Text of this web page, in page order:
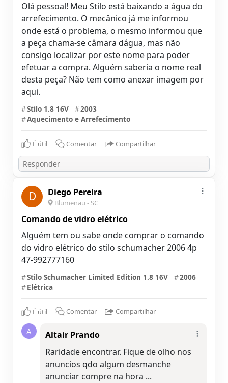
Olá pessoal! Meu Stilo está baixando a água do
arrefecimento. O mecânico já me informou
onde está o problema, o mesmo informou que
a peça chama-se câmara dágua, mas não
consigo localizar por este nome para poder
efetuar a compra. Alguém saberia o nome real
desta peça? Não tem como anexar imagem por
aqui.
#Stilo 1.8 16V #2003
#Aquecimento e Arrefecimento
É útil Comentar Compartilhar
D Diego Pereira
Blumenau - SC
Comando de vidro elétrico
Alguém tem ou sabe onde comprar o comando
do vidro elétrico do stilo schumacher 2006 4p
47-992777160
#Stilo Schumacher Limited Edition 1.8 16V #2006
#Elétrica
É útil Comentar Compartilhar
A
Altair Prando
Raridade encontrar. Fique de olho nos
anuncios qdo algum desmanche
anunciar compre na hora ...